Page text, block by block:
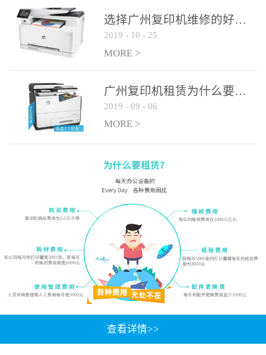
选择广州复印机维修的好处有哪些?
2019 - 10 - 25
MORE >
广州复印机租赁为什么要选大平台
2019 - 09 - 06
MORE >
查看详情>>